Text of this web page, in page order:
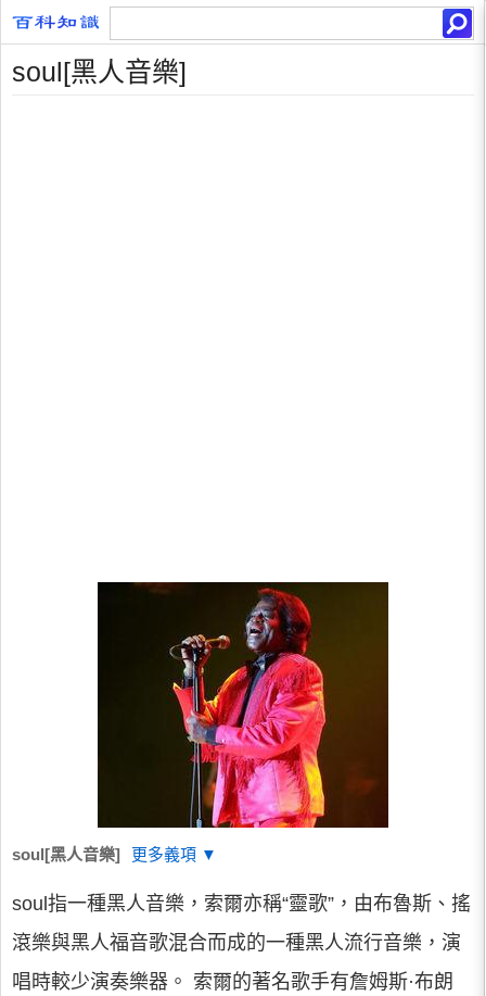
soul[黑人音樂]
soul[黑人音樂] 更多義項 ▼
soul指一種黑人音樂，索爾亦稱“靈歌”，由布魯斯、搖
滾樂與黑人福音歌混合而成的一種黑人流行音樂，演
唱時較少演奏樂器。 索爾的著名歌手有詹姆斯·布朗